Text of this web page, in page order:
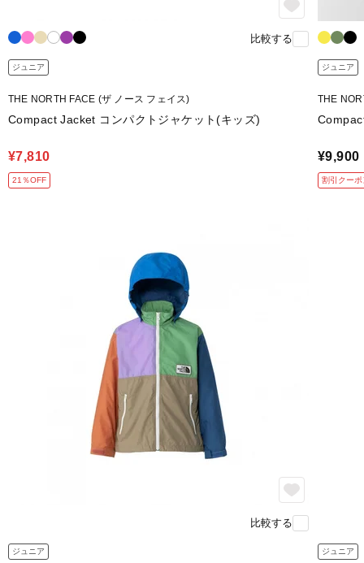
比較する
ジュニア
THE NORTH FACE (ザ ノース フェイス)
Compact Jacket コンパクトジャケット(キッズ)
¥7,810
21％OFF
ジュニア
THE
¥9,900
割引クーポ
比較する
ジュニア ジュニア